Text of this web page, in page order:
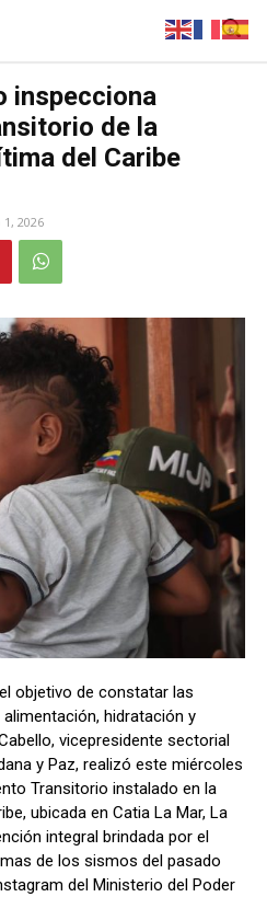
inspecciona
de la
del Caribe
2026
objetivo de constatar las
hidratación y
vicepresidente sectorial
y Paz, realizó este miércoles
Transitorio instalado en la
ubicada en Catia La Mar, La
integral brindada por el
de los sismos del pasado
del Ministerio del Poder